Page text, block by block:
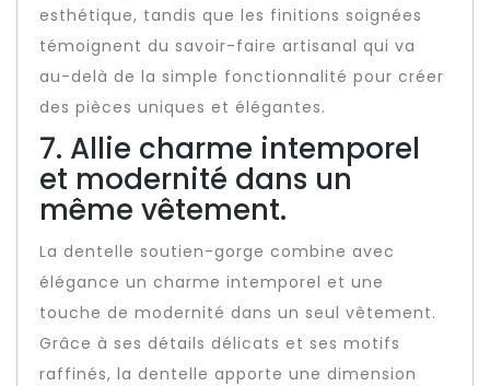
esthétique, tandis que les finitions soignées
témoignent du savoir-faire artisanal qui va
au-delà de la simple fonctionnalité pour créer
des pièces uniques et élégantes.
7. Allie charme intemporel
et modernité dans un
même vêtement.
La dentelle soutien-gorge combine avec
élégance un charme intemporel et une
touche de modernité dans un seul vêtement.
Grâce à ses détails délicats et ses motifs
raffinés, la dentelle apporte une dimension